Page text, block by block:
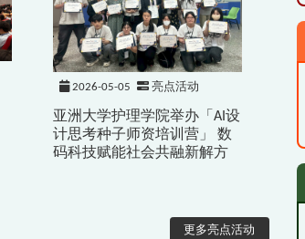
2026-05-05 亮点活动
亚洲大学护理学院举办「AI设
计思考种子师资培训营」 数
码科技赋能社会共融新解方
更多亮点活动